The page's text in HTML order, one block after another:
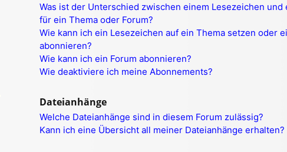
Was ist der Unterschied zwischen einem Lesezeichen und
für ein Thema oder Forum?
Wie kann ich ein Lesezeichen auf ein Thema setzen oder
abonnieren?
Wie kann ich ein Forum abonnieren?
Wie deaktiviere ich meine Abonnements?
Dateianhänge
Welche Dateianhänge sind in diesem Forum zulässig?
Kann ich eine Übersicht all meiner Dateianhänge erhalten?